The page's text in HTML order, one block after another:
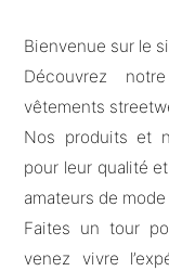
Bienvenue sur le
Découvrez
vêtements
Nos produits et
pour leur qualité
amateurs de
Faites un tour
venez vivre